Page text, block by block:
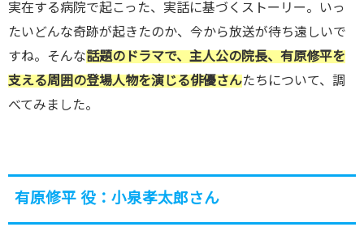
実在する病院で起こった、実話に基づくストーリー。いっ
たいどんな奇跡が起きたのか、今から放送が待ち遠しいで
すね。そんな話題のドラマで、主人公の院長、有原修平を
支える周囲の登場人物を演じる俳優さんたちについて、調
べてみました。
有原修平 役：小泉孝太郎さん